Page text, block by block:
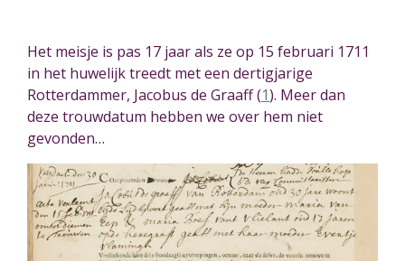
Het meisje is pas 17 jaar als ze op 15 februari 1711
in het huwelijk treedt met een dertigjarige
Rotterdammer, Jacobus de Graaff (1). Meer dan
deze trouwdatum hebben we over hem niet
gevonden…